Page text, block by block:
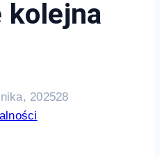
kolejna
202528